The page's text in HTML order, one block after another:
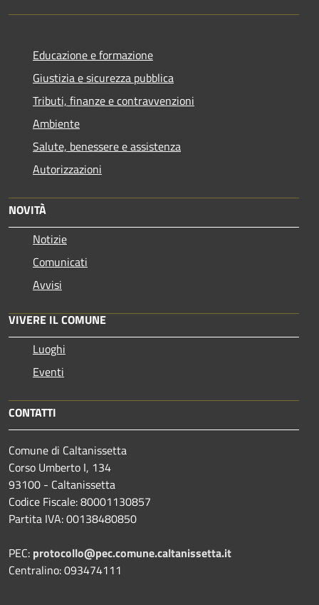
Educazione e formazione
Giustizia e sicurezza pubblica
Tributi, finanze e contravvenzioni
Ambiente
Salute, benessere e assistenza
Autorizzazioni
NOVITÀ
Notizie
Comunicati
Avvisi
VIVERE IL COMUNE
Luoghi
Eventi
CONTATTI
Comune di Caltanissetta
Corso Umberto I, 134
93100 - Caltanissetta
Codice Fiscale: 80001130857
Partita IVA: 00138480850
PEC: protocollo@pec.comune.caltanissetta.it
Centralino: 093474111